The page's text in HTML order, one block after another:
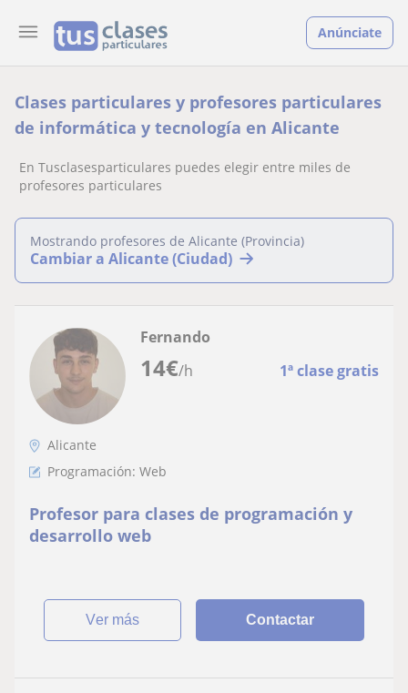
Anúnciate
Clases particulares y profesores particulares
de informática y tecnología en Alicante
En Tusclasesparticulares puedes elegir entre miles de
profesores particulares
Mostrando profesores de Alicante (Provincia)
Cambiar a Alicante (Ciudad)
14€/h 1ª clase gratis
Fernando
Alicante
Programación: Web
Profesor para clases de programación y
desarrollo web
ver más Contactar